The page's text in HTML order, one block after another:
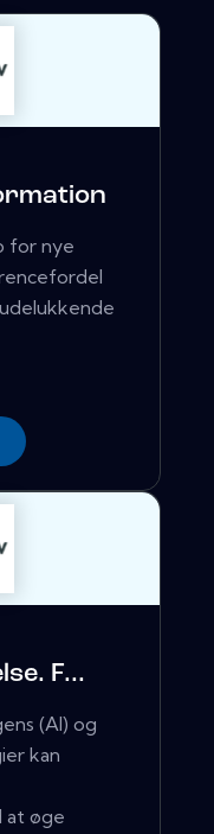
for nye
F...
(AI) og
kan
at øge